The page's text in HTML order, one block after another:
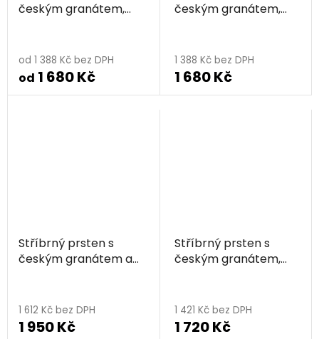
českým granátem,
od 1 388 Kč bez DPH
od 1 680 Kč
českým granátem,
1 388 Kč bez DPH
1 680 Kč
Stříbrný prsten s
českým granátem a
1 612 Kč bez DPH
1 950 Kč
Stříbrný prsten s
českým granátem,
1 421 Kč bez DPH
1 720 Kč